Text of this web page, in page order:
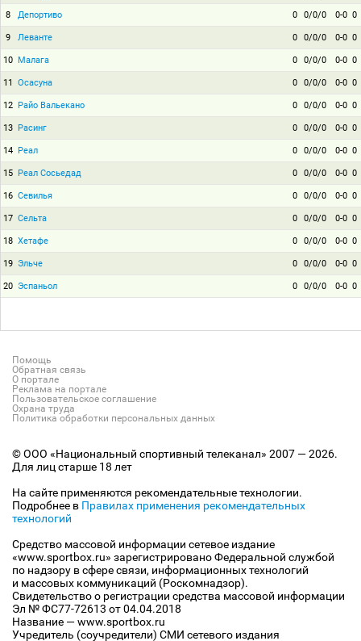
8 Депортиво 0 0/0/0 0-0 0
9 Леванте 0 0/0/0 0-0 0
10 Малага 0 0/0/0 0-0 0
11 Осасуна 0 0/0/0 0-0 0
12 Райо Вальекано 0 0/0/0 0-0 0
13 Расинг 0 0/0/0 0-0 0
14 Реал 0 0/0/0 0-0 0
15 Реал Сосьедад 0 0/0/0 0-0 0
16 Севилья 0 0/0/0 0-0 0
17 Сельта 0 0/0/0 0-0 0
18 Хетафе 0 0/0/0 0-0 0
19 Эльче 0 0/0/0 0-0 0
20 Эспаньол 0 0/0/0 0-0 0
Помощь
Обратная связь
О портале
Реклама на портале
Пользовательское соглашение
Охрана труда
Политика обработки персональных данных
© ООО «Национальный спортивный телеканал» 2007 — 2026.
Для лиц старше 18 лет
На сайте применяются рекомендательные технологии.
Подробнее в Правилах применения рекомендательных
технологий
Средство массовой информации сетевое издание
«www.sportbox.ru» зарегистрировано Федеральной службой
по надзору в сфере связи, информационных технологий
и массовых коммуникаций (Роскомнадзор).
Свидетельство о регистрации средства массовой информации
Эл № ФС77-72613 от 04.04.2018
Название — www.sportbox.ru
Учредитель (соучредители) СМИ сетевого издания